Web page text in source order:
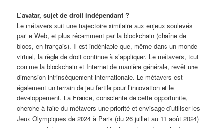
L’avatar, sujet de droit indépendant ?
Le métavers suit une trajectoire similaire aux enjeux soulevés
par le Web, et plus récemment par la blockchain (chaîne de
blocs, en français). Il est indéniable que, même dans un monde
virtuel, la règle de droit continue à s’appliquer. Le métavers, tout
comme la blockchain et Internet de manière générale, revêt une
dimension intrinsèquement internationale. Le métavers est
également un terrain de jeu fertile pour l’innovation et le
développement. La France, consciente de cette opportunité,
cherche à faire du métavers une priorité et envisage d’utiliser les
Jeux Olympiques de 2024 à Paris (du 26 juillet au 11 août 2024)